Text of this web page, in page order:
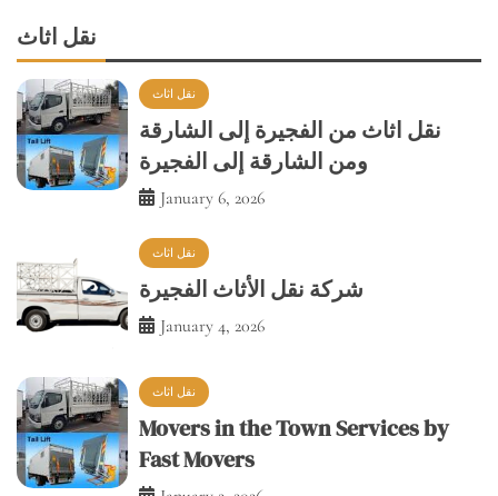
نقل اثاث من الفجيرة إلى الشارقة
ومن الشارقة إلى الفجيرة
January 6, 2026
نقل اثاث
شركة نقل الأثاث الفجيرة
January 4, 2026
Fast Movers
January 2, 2026
نقل اثاث